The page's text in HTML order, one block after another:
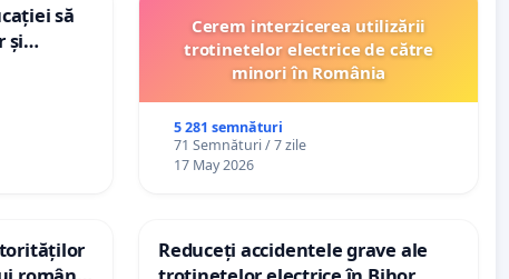
să
și
din
Cerem interzicerea utilizării
trotinetelor electrice de către
minori în România
5 281 semnături
71 Semnături / 7 zile
17 May 2026
Reduceți accidentele grave ale